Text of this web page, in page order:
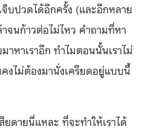
บปวดได้อีกครั้ง (และอีกหลาย
จนก้าวต่อไม่ไหว คำถามที่หา
หาเราอีก ทำไมตอนนั้นเราไม่
งไม่ต้องมานั่งเครียดอยู่แบบนี้
ดายนี่แหละ ที่จะทำให้เราได้